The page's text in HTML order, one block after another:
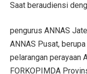
Saat beraudiensi
pengurus ANNAS
ANNAS Pusat,
pelarangan perayaan
FORKOPIMDA